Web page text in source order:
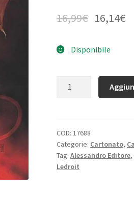
16,99€ 16,14€
Disponibile
COD: 17688
Categorie: Cartonato,
Tag: Alessandro Editore,
Ledroit